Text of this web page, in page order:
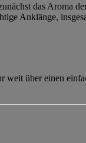
das Aroma
Anklänge,
weit über einen